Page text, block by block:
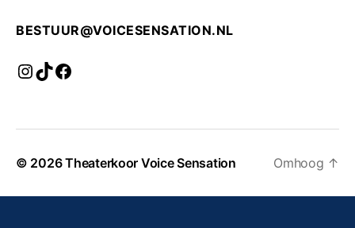
BESTUUR@VOICESENSATION.NL
Instagram
TikTok
Facebook
© 2026Theaterkoor Voice Sensation Omhoog ↑